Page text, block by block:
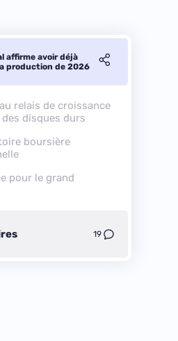
affirme avoir déjà
production de 2026
relais de croissance
disques durs
boursière
pour le grand
19